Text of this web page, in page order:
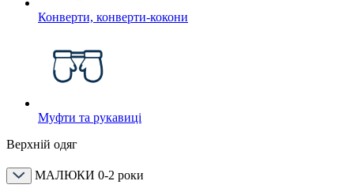
Конверти, конверти-кокони
Муфти та рукавиці
Верхній одяг
МАЛЮКИ 0-2 роки